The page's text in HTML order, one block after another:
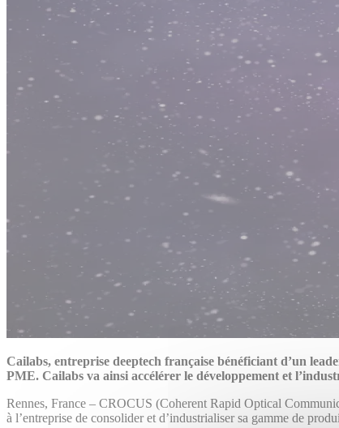
Cailabs, entreprise deeptech française bénéficiant d’un
PME. Cailabs va ainsi accélérer le développement et
Rennes, France – CROCUS (Coherent Rapid Optical
à l’entreprise de consolider et d’industrialiser sa gamme de